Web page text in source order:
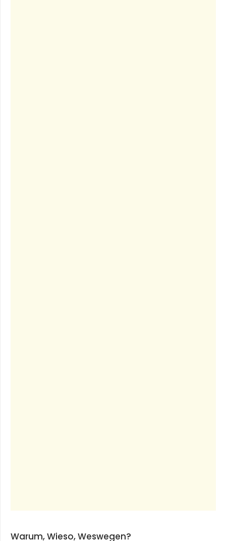
Warum, Wieso, Weswegen?